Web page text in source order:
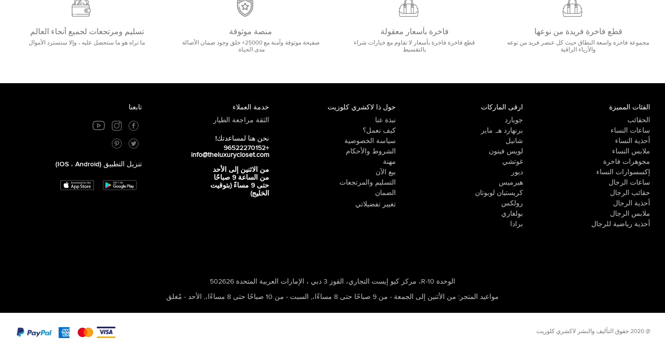
قطع فاخرة فريدة من نوعها
مجموعة فاخرة واسعة النطاق حيث كل عنصر فريد من نوعه
والأزياء الراقية
فاخرة بأسعار معقولة
قطع فاخرة فاخرة بأسعار لا تقاوم مع خيارات شراء
بالتقسيط
منصة موثوقة
صفيحة موثوقة وآمنة مع 25000+ خلق وجود ضمان الأصالة
مدى الحياة.
تسليم ومرتجعات لجميع أنحاء العالم
ما تراه هو ما ستحصل عليه ، وإلا ستسترد الأموال
الفئات المميزة
الحقائب
ساعات النساء
أحذية النساء
ملابس النساء
مجوهرات فاخرة
إكسسوارات النساء
ساعات الرجال
حقائب الرجال
أحذية الرجال
ملابس الرجال
أحذية رياضية للرجال
ارقى الماركات
جويارد
برنهارد هـ. ماير
شانيل
لويس فيتون
غوتشي
ديور
هيرميس
كريستيان لوبوتان
رولكس
بولغاري
برادا
حول ذا لاكشري كلوزيت
نبذة عنا
كيف نعمل؟
سياسة الخصوصية
الشروط والأحكام
مهنة
بيع الآن
التسليم والمرتجعات
الضمان
تغيير تفضيلاتي
خدمة العملاء
الثقة مراجعة الطيار
نحن هنا لمساعدتك!
+96522270152
info@theluxurycloset.com
من الاثنين إلى الأحد
من الساعة 9 صباحًا
حتى 9 مساءً (بتوقيت
الخليج)
تابعنا
تنزيل التطبيق (iOS ، Android)
الوحدة R-10، مركز كيو إيست التجاري، القوز 3 دبي ، الإمارات العربية المتحدة 502626
مواعيد المتجر : من الأثنين إلى الجمعة - من 9 صباحًا حتى 8 مساءًا، , السبت - من 10 صباحًا حتى 8 مساءًا، , الأحد - مُغلق
@ 2020 حقوق التأليف والنشر لاكشري كلوزيت